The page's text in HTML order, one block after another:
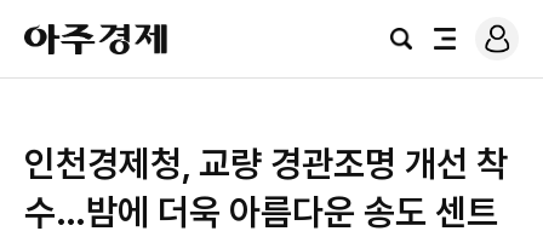
아
주
경
검
전
로
그
인천경제청, 교량 경관조명 개선 착
수…밤에 더욱 아름다운 송도 센트